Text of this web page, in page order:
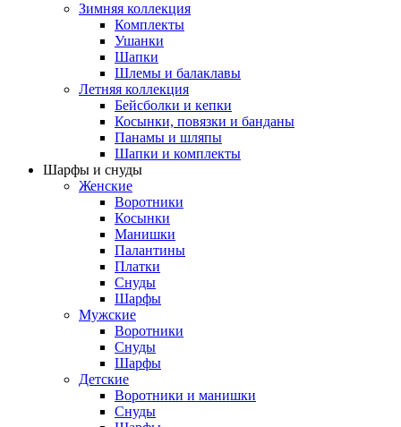
Зимняя коллекция
Комплекты
Ушанки
Шапки
Шлемы и балаклавы
Летняя коллекция
Бейсболки и кепки
Косынки, повязки и банданы
Панамы и шляпы
Шапки и комплекты
Шарфы и снуды
Женские
Воротники
Косынки
Манишки
Палантины
Платки
Снуды
Шарфы
Мужские
Воротники
Снуды
Шарфы
Детские
Воротники и манишки
Снуды